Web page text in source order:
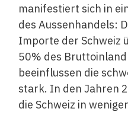
manifestiert sich in
des Aussenhandels:
Importe der Schweiz
50% des
beeinflussen die
stark. In den Jahren
die Schweiz in